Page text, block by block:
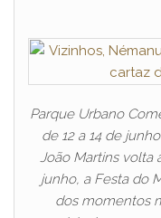
Parque Urbano
de 12 a 14 de
João Martins volta
junho, a Festa do
dos momentos